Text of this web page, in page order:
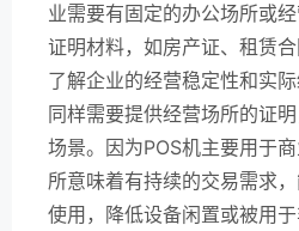
业需要有固定的办公场所或
证明材料，如房产证、租赁
了解企业的经营稳定性和实
同样需要提供经营场所的证
场景。因为POS机主要用于
所意味着有持续的交易需求
使用，降低设备闲置或被用于